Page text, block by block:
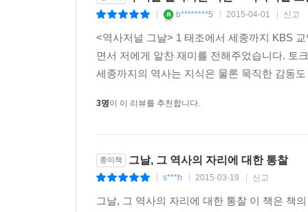
했다. 머지않아 이 예언은 정확하게 실현된다.
조카에게서 왕위를 뺏은 세조 역시 장남인 의경
그 후로 조선 왕실의 장자 사망 징크스가 사라
정보는 보너스다.
b********5 2015-04-01 신고
<역사저널 그날> 1 태조에서 세종까지 KBS
면서 저에게 알찬 재미를 전해주었습니다. 토
세종까지의 역사는 지식은 물론 묵직한 감동
3명이 이 리뷰를 추천합니다.
종이책 그날, 그 역사의 자리에 대한 통찰
s***h 2015-03-19 신고
그날, 그 역사의 자리에 대한 통찰 이 책은 책